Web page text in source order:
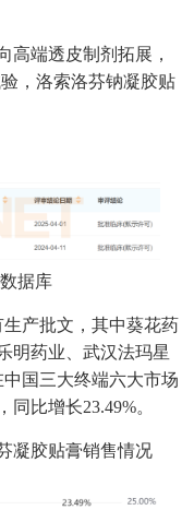
高端透皮制剂拓展，
，洛索洛芬钠凝胶贴
据库
产批文，其中葵花药
明药业、武汉法玛星
国三大终端六大市场
比增长23.49%。
凝胶贴膏销售情况